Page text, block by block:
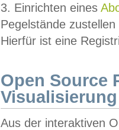
3. Einrichten eines
Pegelstände
Hierfür ist eine
Open Source
Visualisierung
Aus der interaktiven